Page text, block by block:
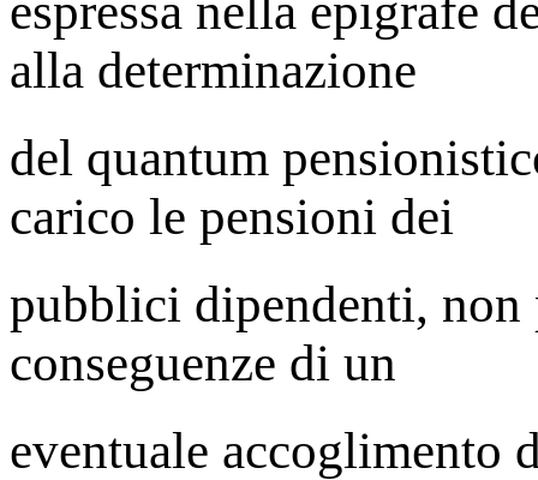
espressa nella epigrafe
alla determinazione
del quantum
carico le pensioni dei
pubblici dipendenti, non
conseguenze di un
eventuale accoglimento